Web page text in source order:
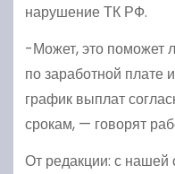
нарушение ТК РФ.
-Может, это поможет
по заработной плате
график выплат
срокам, — говорят
От редакции: с нашей